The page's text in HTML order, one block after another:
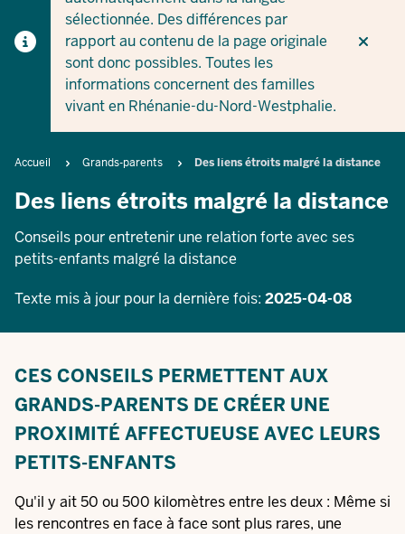
sélectionnée. Des différences par
rapport au contenu de la page originale
sont donc possibles. Toutes les
informations concernent des familles
vivant en Rhénanie-du-Nord-Westphalie.
Breadcrumb
Accueil Grands-parents Des liens étroits malgré la distance
Des liens étroits malgré la distance
Conseils pour entretenir une relation forte avec ses
petits-enfants malgré la distance
Texte mis à jour pour la dernière fois: 2025-04-08
CES CONSEILS PERMETTENT AUX
GRANDS-PARENTS DE CRÉER UNE
PROXIMITÉ AFFECTUEUSE AVEC LEURS
PETITS-ENFANTS
Qu'il y ait 50 ou 500 kilomètres entre les deux : Même si
les rencontres en face à face sont plus rares, une